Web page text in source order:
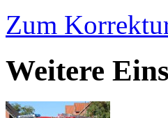
Zum
Weitere